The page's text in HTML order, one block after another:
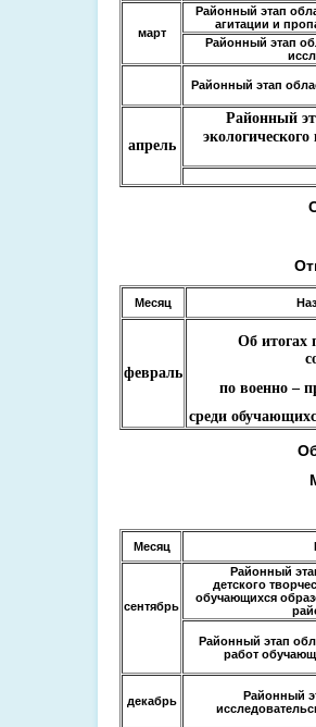
март
Районный этап
агитации и
Районный этап
Районный этап
апрель
Районный
Месяц
февраль
Об итогах
по военно –
среди
Месяц
сентябрь
Районный
детского
обучающихся
Районный этап
работ
декабрь
Районный